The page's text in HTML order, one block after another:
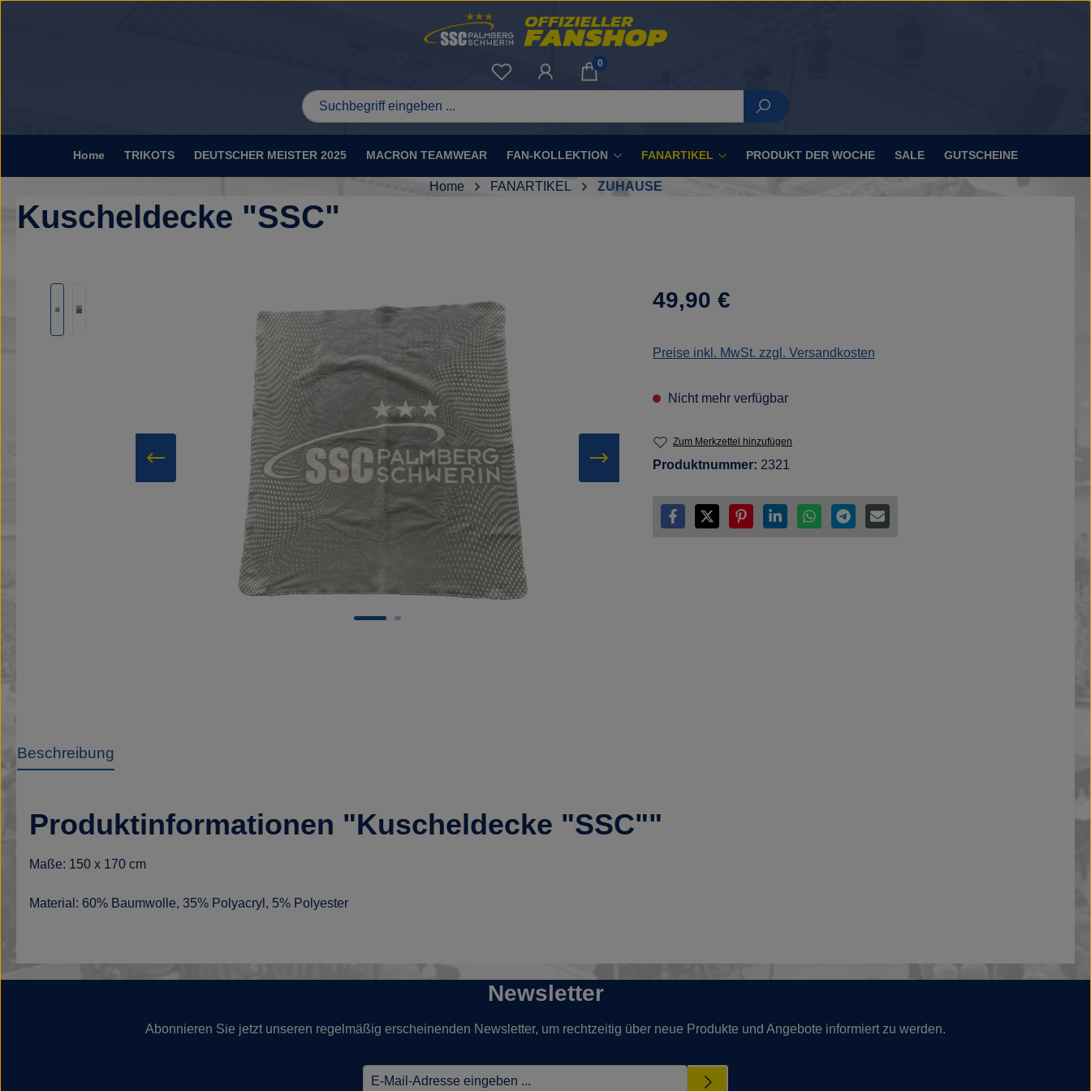
Du hast 0 Produkte auf dem Merkzettel
0
Home TRIKOTS DEUTSCHER MEISTER 2025 MACRON TEAMWEAR FAN-KOLLEKTION FANARTIKEL PRODUKT DER WOCHE SALE GUTSCHEINE
Home FANARTIKEL ZUHAUSE
Kuscheldecke "SSC"
Regulärer Preis:
49,90 €
Preise inkl. MwSt. zzgl. Versandkosten
Nicht mehr verfügbar
Zum Merkzettel hinzufügen
Produktnummer: 2321
Beschreibung
Produktinformationen "Kuscheldecke "SSC""
Maße: 150 x 170 cm
Material: 60% Baumwolle, 35% Polyacryl, 5% Polyester
Newsletter
Abonnieren Sie jetzt unseren regelmäßig erscheinenden Newsletter, um rechtzeitig über neue Produkte und Angebote informiert zu werden.